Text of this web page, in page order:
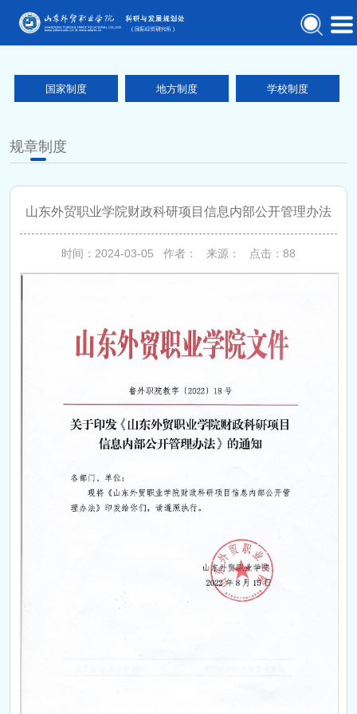
国家制度 地方制度 学校制度
规章制度
山东外贸职业学院财政科研项目信息内部公开管理办法
时间：2024-03-05 作者： 来源： 点击： 88